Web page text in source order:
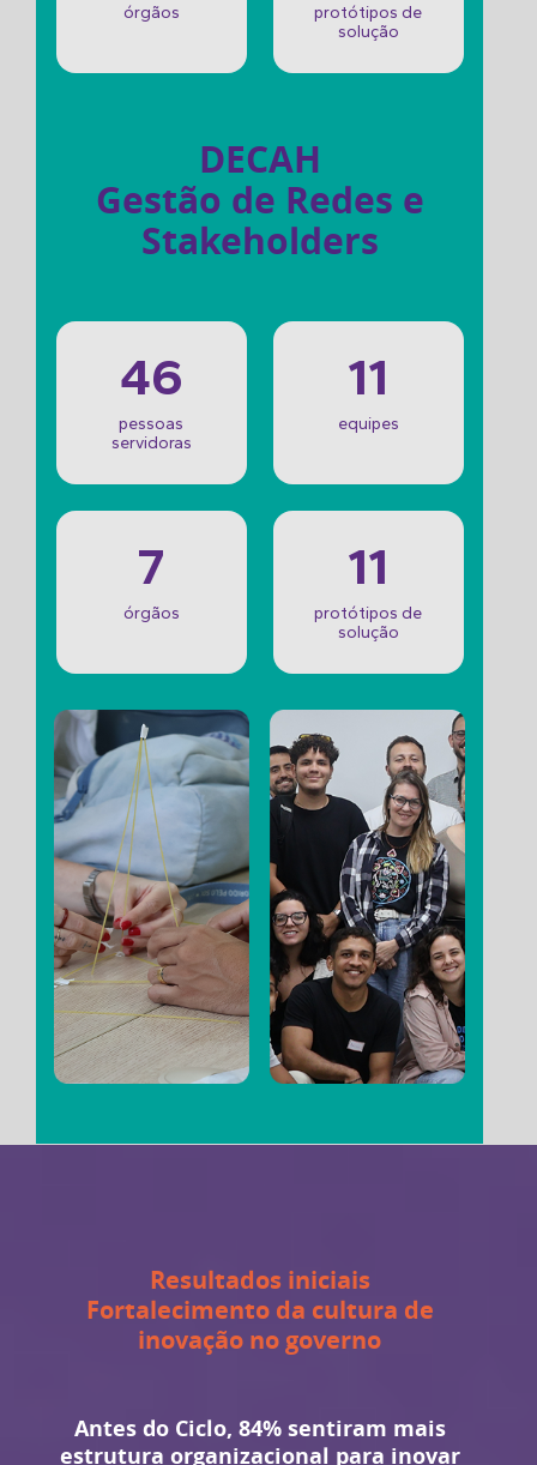
órgãos
protótipos de
solução
DECAH
Gestão de Redes e
Stakeholders
46
pessoas
servidoras
11
equipes
7
órgãos
11
protótipos de
solução
Resultados iniciais
Fortalecimento da cultura de
inovação no governo
Antes do Ciclo, 84% sentiram mais
estrutura organizacional para inovar